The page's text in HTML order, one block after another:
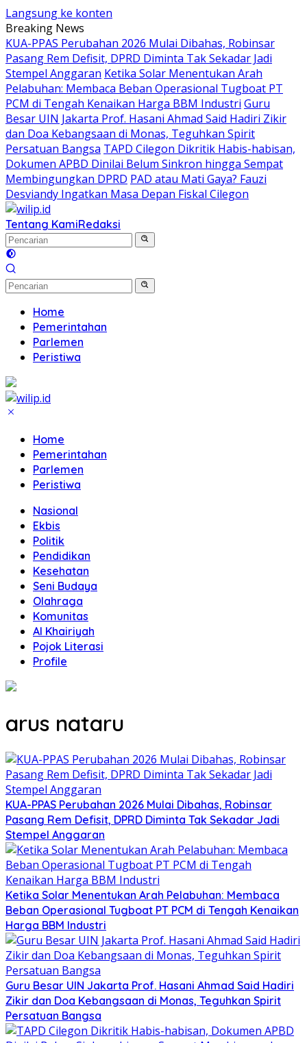
Langsung ke konten
Breaking News
KUA-PPAS Perubahan 2026 Mulai Dibahas, Robinsar
Pasang Rem Defisit, DPRD Diminta Tak Sekadar Jadi
Stempel Anggaran Ketika Solar Menentukan Arah
Pelabuhan: Membaca Beban Operasional Tugboat PT
PCM di Tengah Kenaikan Harga BBM Industri Guru
Besar UIN Jakarta Prof. Hasani Ahmad Said Hadiri Zikir
dan Doa Kebangsaan di Monas, Teguhkan Spirit
Persatuan Bangsa TAPD Cilegon Dikritik Habis-habisan,
Dokumen APBD Dinilai Belum Sinkron hingga Sempat
Membingungkan DPRD PAD atau Mati Gaya? Fauzi
Desviandy Ingatkan Masa Depan Fiskal Cilegon
Tentang KamiRedaksi
Home
Pemerintahan
Parlemen
Peristiwa
Home
Pemerintahan
Parlemen
Peristiwa
Nasional
Ekbis
Politik
Pendidikan
Kesehatan
Seni Budaya
Olahraga
Komunitas
Al Khairiyah
Pojok Literasi
Profile
arus nataru
KUA-PPAS Perubahan 2026 Mulai Dibahas, Robinsar
Pasang Rem Defisit, DPRD Diminta Tak Sekadar Jadi
Stempel Anggaran
Ketika Solar Menentukan Arah Pelabuhan: Membaca
Beban Operasional Tugboat PT PCM di Tengah Kenaikan
Harga BBM Industri
Guru Besar UIN Jakarta Prof. Hasani Ahmad Said Hadiri
Zikir dan Doa Kebangsaan di Monas, Teguhkan Spirit
Persatuan Bangsa